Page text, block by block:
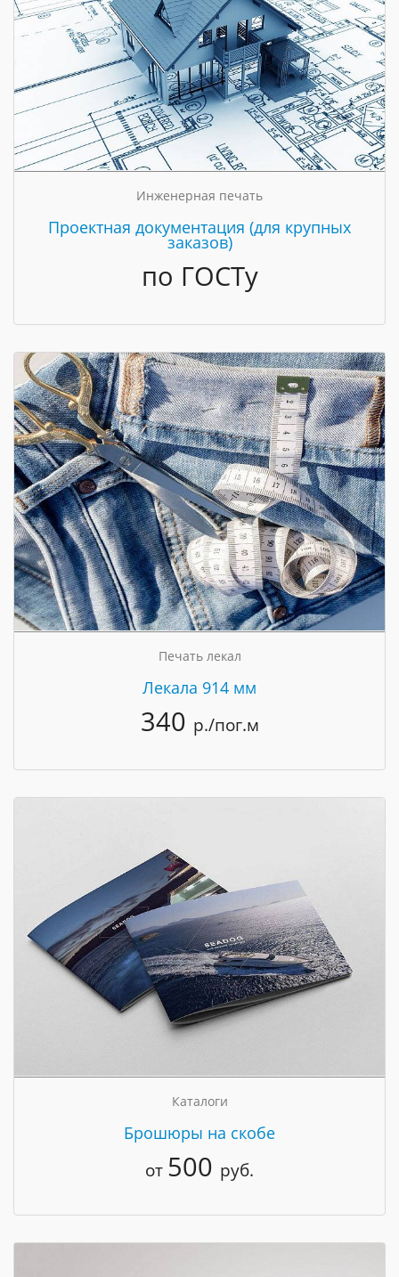
Инженерная печать
Проектная документация (для крупных
заказов)
по ГОСТу
Печать лекал
Лекала 914 мм
340 р./пог.м
Каталоги
Брошюры на скобе
от 500 руб.